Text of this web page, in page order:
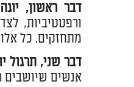
דבר ראשון,
ורפטטיביות,
מתחזקים. כל
דבר שני, תרגול
אנשים שיושבים